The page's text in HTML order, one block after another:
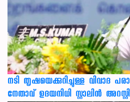
നടി തൃഷയെക്കുറിച്ചുള്ള വിവാദ
നേതാവ് ഉദയനിധി സ്റ്റാലിൻ